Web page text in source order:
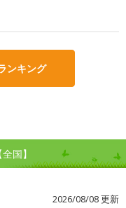
ンキング
国】
2026/08/08 更新